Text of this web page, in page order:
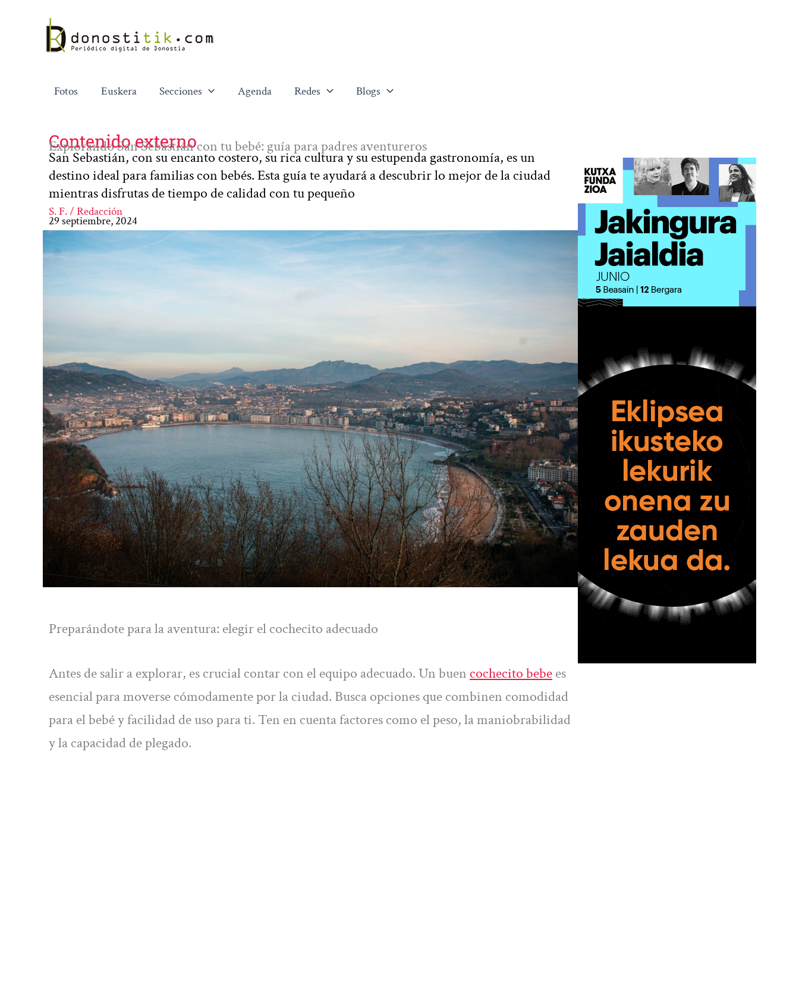
contenido
Fotos Euskera Secciones Agenda Redes Blogs
Contenido externo
Explorando San Sebastián con tu bebé: guía para padres aventureros
San Sebastián, con su encanto costero, su rica cultura y su estupenda gastronomía, es un
destino ideal para familias con bebés. Esta guía te ayudará a descubrir lo mejor de la ciudad
mientras disfrutas de tiempo de calidad con tu pequeño
S. F. / Redacción
29 septiembre, 2024
Preparándote para la aventura: elegir el cochecito adecuado
Antes de salir a explorar, es crucial contar con el equipo adecuado. Un buen cochecito bebees
esencial para moverse cómodamente por la ciudad. Busca opciones que combinen comodidad
para el bebé y facilidad de uso para ti. Ten en cuenta factores como el peso, la maniobrabilidad
y la capacidad de plegado.